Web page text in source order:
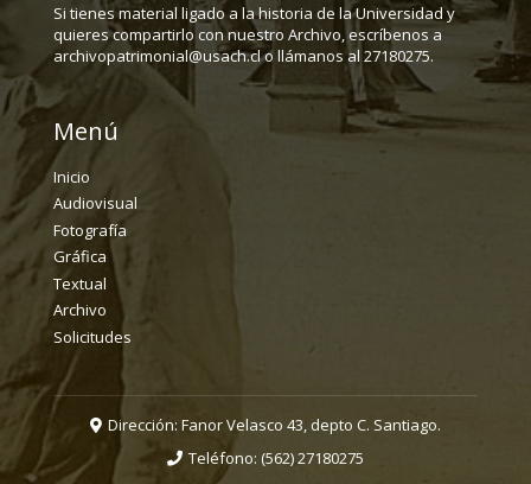
Si tienes material ligado a la historia de la Universidad y
quieres compartirlo con nuestro Archivo, escríbenos a
archivopatrimonial@usach.cl o llámanos al 27180275.
Menú
Inicio
Audiovisual
Fotografía
Gráfica
Textual
Archivo
Solicitudes
Dirección: Fanor Velasco 43, depto C. Santiago.
Teléfono: (562) 27180275